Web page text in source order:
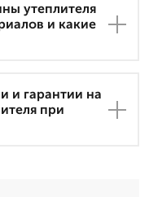
утеплителя
и какие
и гарантии на
при